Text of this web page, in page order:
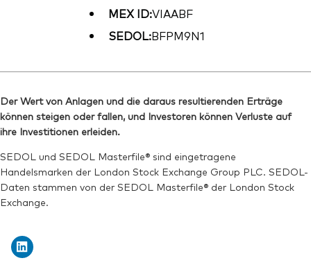
MEX ID:VIAABF
SEDOL:BFPM9N1
Der Wert von Anlagen und die daraus resultierenden Erträge
können steigen oder fallen, und Investoren können Verluste auf
ihre Investitionen erleiden.
SEDOL und SEDOL Masterfile® sind eingetragene
Handelsmarken der London Stock Exchange Group PLC. SEDOL-
Daten stammen von der SEDOL Masterfile® der London Stock
Exchange.